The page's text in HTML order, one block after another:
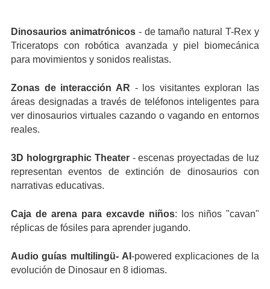
Dinosaurios animatrónicos- de tamaño natural T-Rex y
Triceratops con robótica avanzada y piel biomecánica
para movimientos y sonidos realistas.
Zonas de interacción AR - los visitantes exploran las
áreas designadas a través de teléfonos inteligentes para
ver dinosaurios virtuales cazando o vagando en entornos
reales.
3D hologrgraphic Theater- escenas proyectadas de luz
representan eventos de extinción de dinosaurios con
narrativas educativas.
Caja de arena para excavde niños: los niños "cavan"
réplicas de fósiles para aprender jugando.
Audio guías multilingü- AI -powered explicaciones de la
evolución de Dinosaur en 8 idiomas.